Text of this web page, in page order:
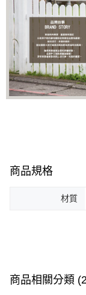
商品規格
材質
商品相關分類